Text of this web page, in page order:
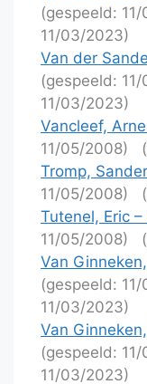
(gespeeld:
11/03/2023)
Van der
(gespeeld:
11/03/2023)
Vancleef,
11/05/2008)
Tromp,
11/05/2008)
Tutenel, Eric
11/05/2008)
Van
(gespeeld:
11/03/2023)
Van
(gespeeld:
11/03/2023)